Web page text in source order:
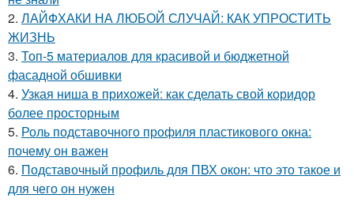
2. ЛАЙФХАКИ НА ЛЮБОЙ СЛУЧАЙ: КАК УПРОСТИТЬ
ЖИЗНЬ
3. Топ-5 материалов для красивой и бюджетной
фасадной обшивки
4. Узкая ниша в прихожей: как сделать свой коридор
более просторным
5. Роль подставочного профиля пластикового окна:
почему он важен
6. Подставочный профиль для ПВХ окон: что это такое и
для чего он нужен